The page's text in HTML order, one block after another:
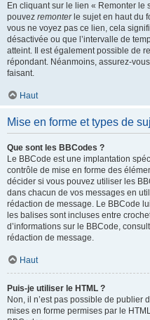
En cliquant sur le lien « Remonter le
pouvez remonterle sujet en haut du
vous ne voyez pas ce lien, cela
désactivée ou que l’intervalle de
atteint. Il est également possible de
répondant. Néanmoins, assurez-
faisant.
Haut
Mise en forme et types de
Que sont les BBCodes ?
Le BBCode est une implantation
contrôle de mise en forme des
décider si vous pouvez utiliser les
dans chacun de vos messages en
rédaction de message. Le BBCode
les balises sont incluses entre
d’informations sur le BBCode,
rédaction de message.
Haut
Puis-je utiliser le HTML ?
Non, il n’est pas possible de publier
mises en forme permises par le